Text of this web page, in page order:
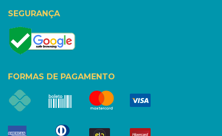
SEGURANÇA
FORMAS DE PAGAMENTO